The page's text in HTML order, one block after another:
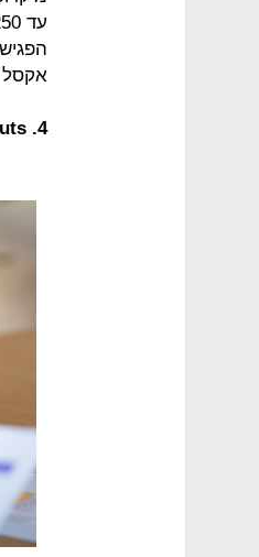
אקסל
4. Google Hangouts